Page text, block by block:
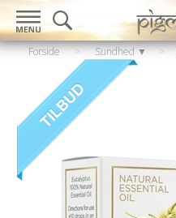
Forside > Sundhed ▼ >